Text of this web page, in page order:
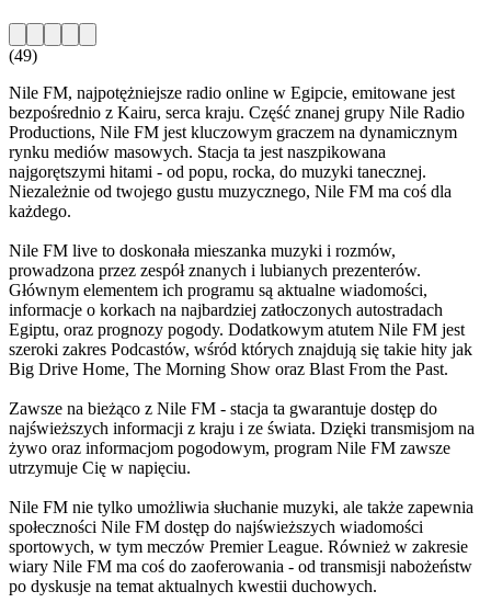
(49)
Nile FM, najpotężniejsze radio online w Egipcie, emitowane jest
bezpośrednio z Kairu, serca kraju. Część znanej grupy Nile Radio
Productions, Nile FM jest kluczowym graczem na dynamicznym
rynku mediów masowych. Stacja ta jest naszpikowana
najgorętszymi hitami - od popu, rocka, do muzyki tanecznej.
Niezależnie od twojego gustu muzycznego, Nile FM ma coś dla
każdego.
Nile FM live to doskonała mieszanka muzyki i rozmów,
prowadzona przez zespół znanych i lubianych prezenterów.
Głównym elementem ich programu są aktualne wiadomości,
informacje o korkach na najbardziej zatłoczonych autostradach
Egiptu, oraz prognozy pogody. Dodatkowym atutem Nile FM jest
szeroki zakres Podcastów, wśród których znajdują się takie hity jak
Big Drive Home, The Morning Show oraz Blast From the Past.
Zawsze na bieżąco z Nile FM - stacja ta gwarantuje dostęp do
najświeższych informacji z kraju i ze świata. Dzięki transmisjom na
żywo oraz informacjom pogodowym, program Nile FM zawsze
utrzymuje Cię w napięciu.
Nile FM nie tylko umożliwia słuchanie muzyki, ale także zapewnia
społeczności Nile FM dostęp do najświeższych wiadomości
sportowych, w tym meczów Premier League. Również w zakresie
wiary Nile FM ma coś do zaoferowania - od transmisji nabożeństw
po dyskusje na temat aktualnych kwestii duchowych.